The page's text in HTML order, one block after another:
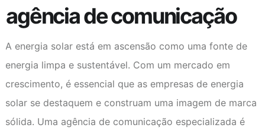
agência de comunicação
A energia solar está em ascensão como uma fonte de
energia limpa e sustentável. Com um mercado em
crescimento, é essencial que as empresas de energia
solar se destaquem e construam uma imagem de marca
sólida. Uma agência de comunicação especializada é